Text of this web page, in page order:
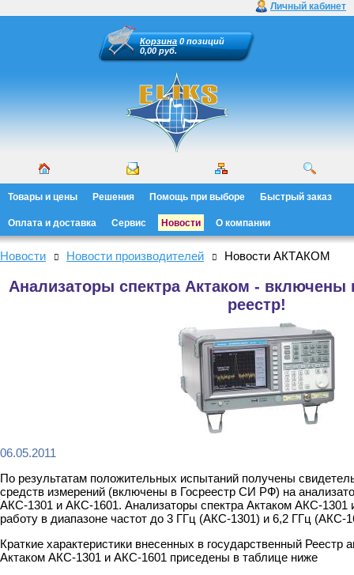
Личный кабинет
Корзина 0 позиций
0,00 руб.
Товары и цены Решения Помощь при выборе Быстрый заказ
Оплата и доставка Сервис Новости О компании
Новости Новости производителей Новости АКТАКОМ
Анализаторы спектра Актаком - включены
реестр!
06.05.2011
По результатам положительных испытаний получены
средств измерений (включены в Госреестр СИ РФ) на
АКС-1301 и АКС-1601. Анализаторы спектра Актаком АКС-1301
работу в диапазоне частот до 3 ГГц (АКС-1301) и 6,2 ГГц (АКС-
Краткие характеристики внесенных в государственный Реестр
Актаком АКС-1301 и АКС-1601 приседены в таблице ниже